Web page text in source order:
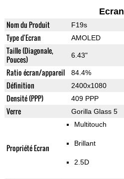
Ecran
Nom du Produit F19s
Type d'Ecran AMOLED
Taille (Diagonale,
Pouces)
6.43"
Ratio écran/appareil 84.4%
Définition 2400x1080
Densité (PPP) 409 PPP
Verre Gorilla Glass 5
Propriété Ecran
Multitouch
Brillant
2.5D